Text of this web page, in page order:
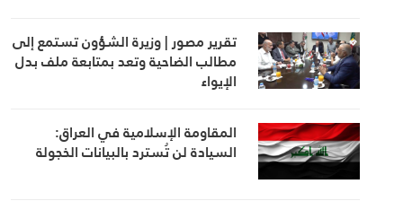
تقرير مصور | وزيرة الشؤون تستمع إلى
مطالب الضاحية وتعد بمتابعة ملف بدل
الإيواء
المقاومة الإسلامية في العراق:
السيادة لن تُسترد بالبيانات الخجولة